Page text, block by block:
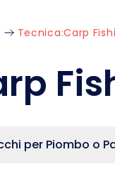
Tecnica:Carp
per Piombo o